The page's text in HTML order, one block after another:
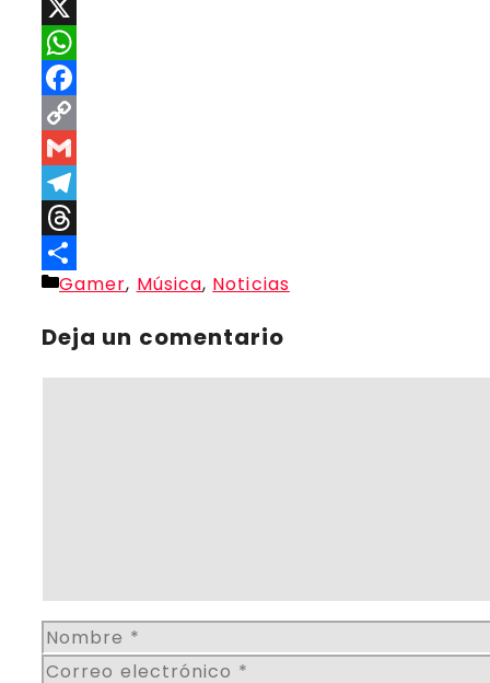
X
WhatsApp
Facebook
Copy
Link
Gmail
Telegram
Threads
Compartir
Categorías
Gamer, Música, Noticias
Deja un comentario
Nombre
Correo